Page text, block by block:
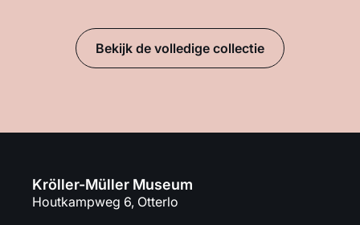
Bekijk de volledige collectie
Kröller-Müller Museum
Houtkampweg 6, Otterlo